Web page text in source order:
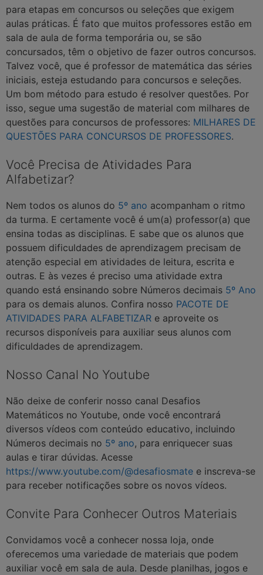
para etapas em concursos ou seleções que exigem
aulas práticas. É fato que muitos professores estão em
sala de aula de forma temporária ou, se são
concursados, têm o objetivo de fazer outros concursos.
Talvez você, que é professor de matemática das séries
iniciais, esteja estudando para concursos e seleções.
Um bom método para estudo é resolver questões. Por
isso, segue uma sugestão de material com milhares de
questões para concursos de professores: MILHARES DE
QUESTÕES PARA CONCURSOS DE PROFESSORES.
Você Precisa de Atividades Para
Alfabetizar?
Nem todos os alunos do 5º ano acompanham o ritmo
da turma. E certamente você é um(a) professor(a) que
ensina todas as disciplinas. E sabe que os alunos que
possuem dificuldades de aprendizagem precisam de
atenção especial em atividades de leitura, escrita e
outras. E às vezes é preciso uma atividade extra
quando está ensinando sobre Números decimais 5º Ano
para os demais alunos. Confira nosso PACOTE DE
ATIVIDADES PARA ALFABETIZAR e aproveite os
recursos disponíveis para auxiliar seus alunos com
dificuldades de aprendizagem.
Nosso Canal No Youtube
Não deixe de conferir nosso canal Desafios
Matemáticos no Youtube, onde você encontrará
diversos vídeos com conteúdo educativo, incluindo
Números decimais no 5º ano, para enriquecer suas
aulas e tirar dúvidas. Acesse
https://www.youtube.com/@desafiosmate e inscreva-se
para receber notificações sobre os novos vídeos.
Convite Para Conhecer Outros Materiais
Convidamos você a conhecer nossa loja, onde
oferecemos uma variedade de materiais que podem
auxiliar você em sala de aula. Desde planilhas, jogos e